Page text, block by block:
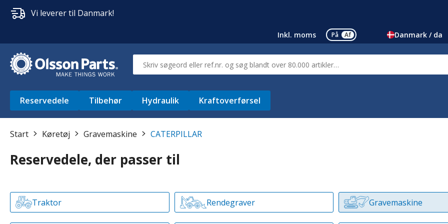
Vi leverer til Danmark!
Inkl. moms På Af Danmark / da
Reservedele Tilbehør Hydraulik Kraftoverførsel
Start Køretøj Gravemaskine CATERPILLAR
Reservedele, der passer til
Traktor Rendegraver Gravemaskine